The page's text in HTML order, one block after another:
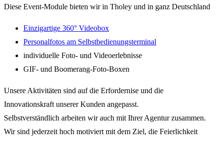
Diese Event-Module bieten wir in Tholey und in ganz Deutschland
Einzigartige 360° Videobox
Personalfotos am Selbstbedienungsterminal
individuelle Foto- und Videoerlebnisse
GIF- und Boomerang-Foto-Boxen
Unsere Aktivitäten sind auf die Erfordernise und die
Innovationskraft unserer Kunden angepasst.
Selbstverständlich arbeiten wir auch mit Ihrer Agentur zusammen.
Wir sind jederzeit hoch motiviert mit dem Ziel, die Feierlichkeit